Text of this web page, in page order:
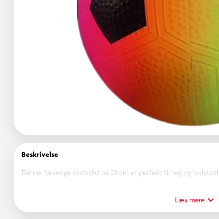
Beskrivelse
Denne farverige fodbold på 23 cm er perfekt til leg og
Læs mere